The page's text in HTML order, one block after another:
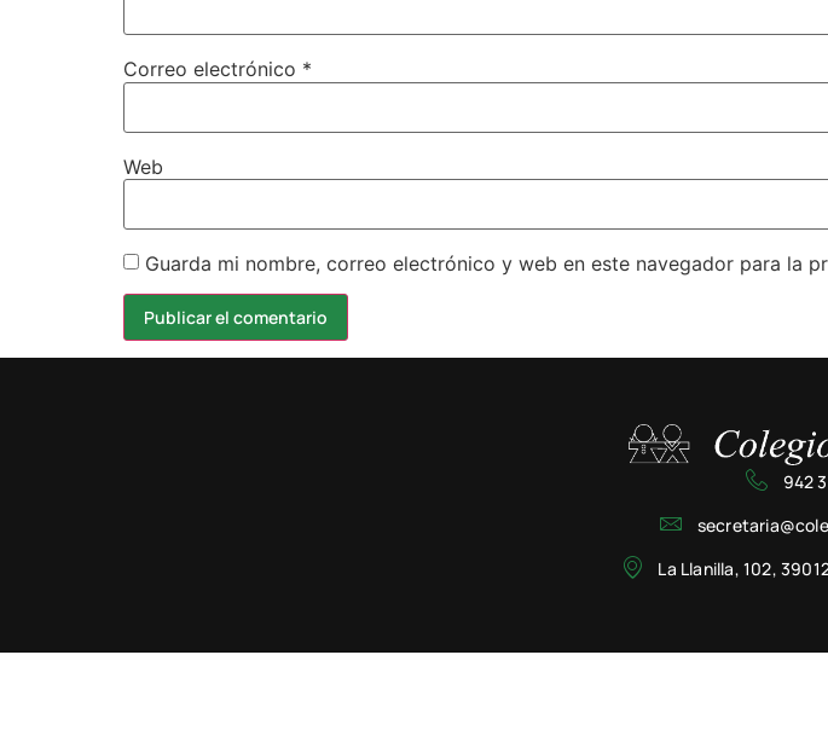
Correo electrónico *
Web
Guarda mi nombre, correo electrónico y web en este navegador para la
942
La Llanilla, 102,